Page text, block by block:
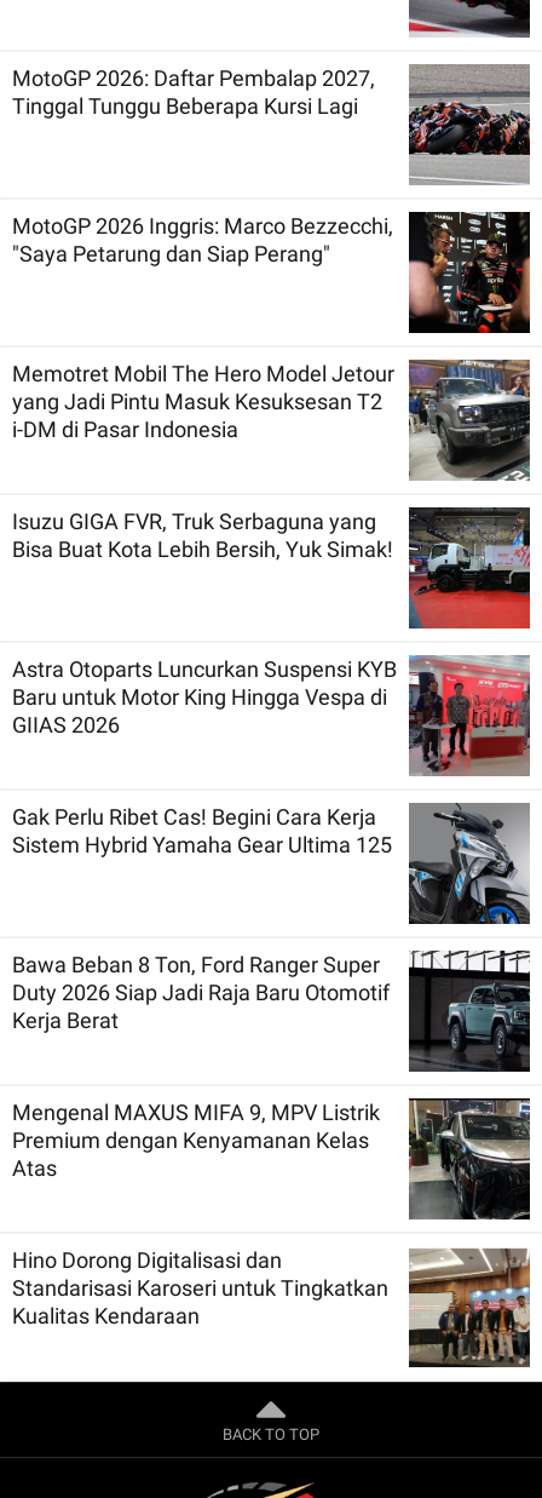
MotoGP 2026: Daftar Pembalap 2027,
Tinggal Tunggu Beberapa Kursi Lagi
MotoGP 2026 Inggris: Marco Bezzecchi,
"Saya Petarung dan Siap Perang"
Memotret Mobil The Hero Model Jetour
yang Jadi Pintu Masuk Kesuksesan T2
i-DM di Pasar Indonesia
Isuzu GIGA FVR, Truk Serbaguna yang
Bisa Buat Kota Lebih Bersih, Yuk Simak!
Astra Otoparts Luncurkan Suspensi KYB
Baru untuk Motor King Hingga Vespa di
GIIAS 2026
Gak Perlu Ribet Cas! Begini Cara Kerja
Sistem Hybrid Yamaha Gear Ultima 125
Bawa Beban 8 Ton, Ford Ranger Super
Duty 2026 Siap Jadi Raja Baru Otomotif
Kerja Berat
Mengenal MAXUS MIFA 9, MPV Listrik
Premium dengan Kenyamanan Kelas
Atas
Hino Dorong Digitalisasi dan
Standarisasi Karoseri untuk Tingkatkan
Kualitas Kendaraan
BACK TO TOP